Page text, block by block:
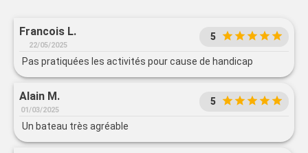
Francois L.
22/05/2025
5
Pas pratiquées les activités pour cause de handicap
Alain M.
01/03/2025
5
Un bateau très agréable